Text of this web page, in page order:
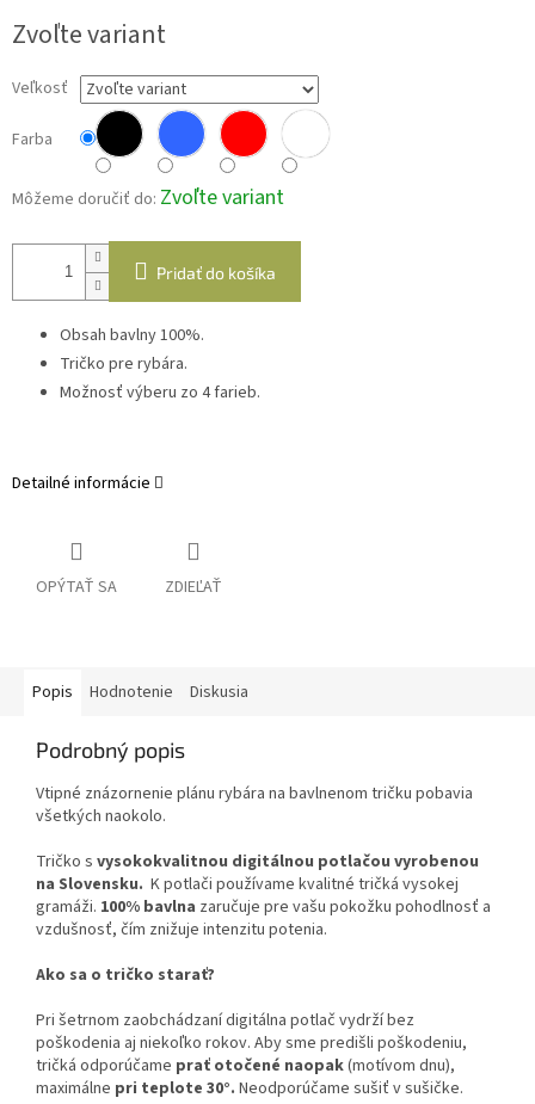
cena:
Zvoľte variant
Veľkosť
Farba
Môžeme doručiť do: Zvoľte variant
Pridať do košíka
Obsah bavlny 100%.
Tričko pre rybára.
Možnosť výberu zo 4 farieb.
Detailné informácie
OPÝTAŤ SA ZDIEĽAŤ
Popis Hodnotenie Diskusia
Podrobný popis
Vtipné znázornenie plánu rybára na bavlnenom tričku pobavia
všetkých naokolo.
Tričko s vysokokvalitnou digitálnou potlačou vyrobenou
na Slovensku. K potlači používame kvalitné tričká vysokej
gramáži. 100% bavlna zaručuje pre vašu pokožku pohodlnosť a
vzdušnosť, čím znižuje intenzitu potenia.
Ako sa o tričko starať?
Pri šetrnom zaobchádzaní digitálna potlač vydrží bez
poškodenia aj niekoľko rokov. Aby sme predišli poškodeniu,
tričká odporúčame prať otočené naopak(motívom dnu),
maximálne pri teplote 30°. Neodporúčame sušiť v sušičke.